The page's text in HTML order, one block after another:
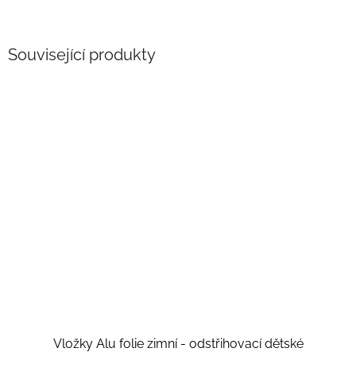
Související produkty
Vložky Alu folie zimní - odstřihovací dětské